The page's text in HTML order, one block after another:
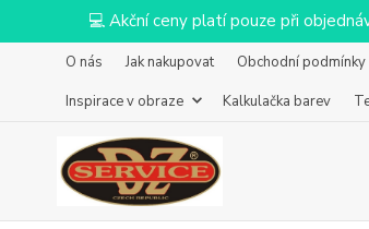
💻 Akční ceny platí pouze při
O nás Jak nakupovat Obchodní podmínky
Inspirace v obraze
Kalkulačka barev